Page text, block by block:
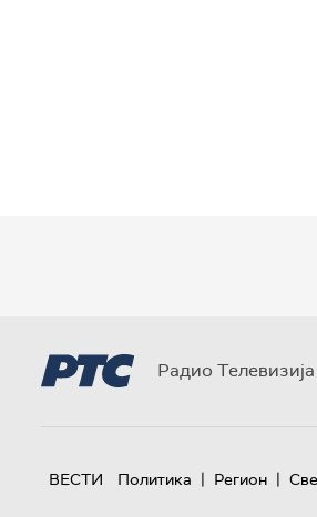
Радио
ВЕСТИ Политика | Регион |